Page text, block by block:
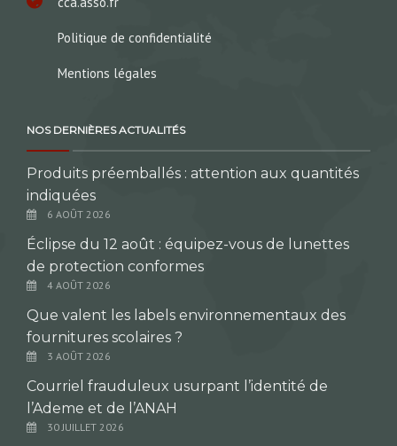
Politique de confidentialité
Mentions légales
NOS DERNIÈRES ACTUALITÉS
Produits préemballés : attention aux quantités
indiquées
6 AOÛT 2026
Éclipse du 12 août : équipez-vous de lunettes
de protection conformes
4 AOÛT 2026
Que valent les labels environnementaux des
fournitures scolaires ?
3 AOÛT 2026
Courriel frauduleux usurpant l’identité de
l’Ademe et de l’ANAH
30 JUILLET 2026